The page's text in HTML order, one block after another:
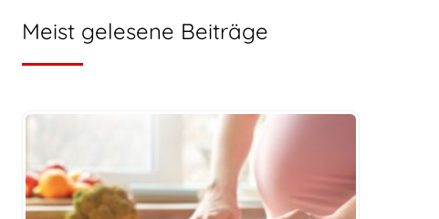
Meist gelesene Beiträge